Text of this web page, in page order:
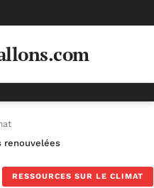
pour le climat et
RESSOURCES SUR LE CLIMAT